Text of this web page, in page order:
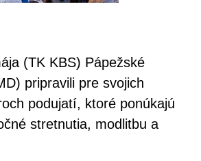
(TK KBS) Pápežské
pripravili pre svojich
podujatí, ktoré ponúkajú
stretnutia, modlitbu a